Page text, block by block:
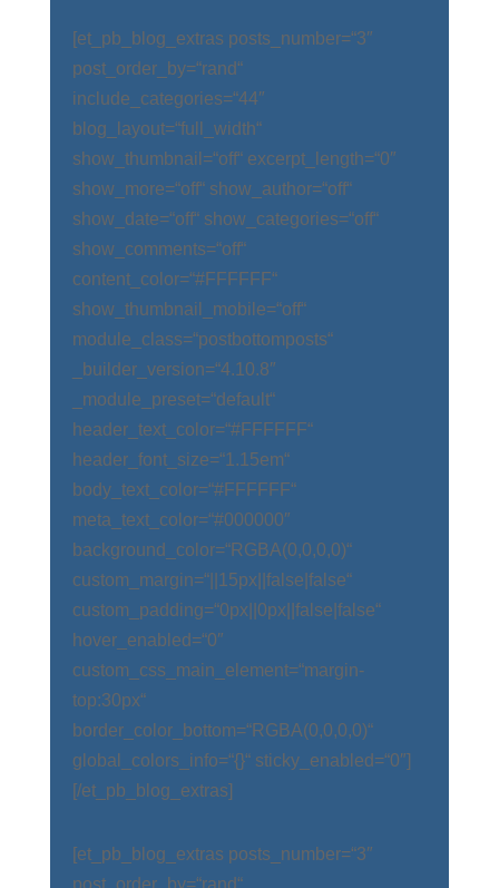
[et_pb_blog_extras posts_number=“3″
post_order_by=“rand“
include_categories=“44″
blog_layout=“full_width“
show_thumbnail=“off“ excerpt_length=“0″
show_more=“off“ show_author=“off“
show_date=“off“ show_categories=“off“
show_comments=“off“
content_color=“#FFFFFF“
show_thumbnail_mobile=“off“
module_class=“postbottomposts“
_builder_version=“4.10.8″
_module_preset=“default“
header_text_color=“#FFFFFF“
header_font_size=“1.15em“
body_text_color=“#FFFFFF“
meta_text_color=“#000000″
background_color=“RGBA(0,0,0,0)“
custom_margin=“||15px||false|false“
custom_padding=“0px||0px||false|false“
hover_enabled=“0″
custom_css_main_element=“margin-
top:30px“
border_color_bottom=“RGBA(0,0,0,0)“
global_colors_info=“{}“ sticky_enabled=“0″]
[/et_pb_blog_extras]
[et_pb_blog_extras posts_number=“3″
post_order_by=“rand“